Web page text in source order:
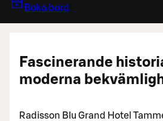
Boka bord
Fascinerande
moderna
Radisson Blu Grand Hotel